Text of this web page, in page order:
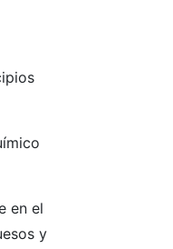
en el
y